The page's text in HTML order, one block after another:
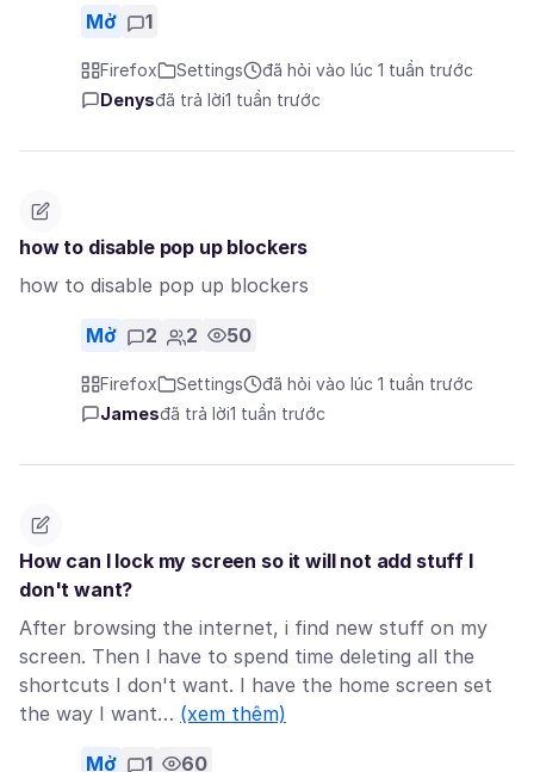
Mở 1
Firefox Settings
đã hỏi vào lúc 1 tuần trước
Denysđã trả lời1 tuần trước
how to disable pop up blockers
how to disable pop up blockers
Mở 2 2 50
Firefox Settings
đã hỏi vào lúc 1 tuần trước
Jamesđã trả lời1 tuần trước
How can I lock my screen so it will not add stuff I
don't want?
After browsing the internet, i find new stuff on my
screen. Then I have to spend time deleting all the
shortcuts I don't want. I have the home screen set
the way I want… (xem thêm)
Mở 1 60